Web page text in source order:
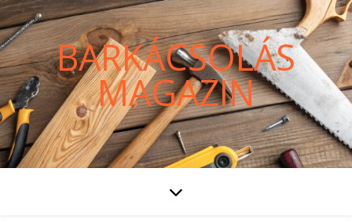
BARKÁCSOLÁS
MAGAZIN